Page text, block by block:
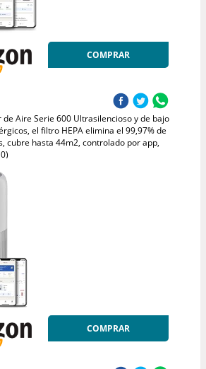
COMPRAR
de Aire Serie 600 Ultrasilencioso y de bajo
el filtro HEPA elimina el 99,97% de
cubre hasta 44m2, controlado por app,
COMPRAR